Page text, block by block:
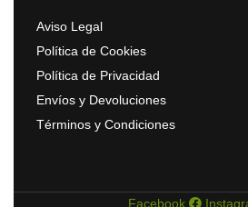
Aviso Legal
Política de Cookies
Política de Privacidad
Envíos y Devoluciones
Términos y Condiciones
Facebook